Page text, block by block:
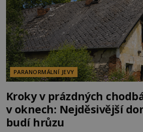
PARANORMÁLNÍ JEVY
Kroky v prázdných
v oknech: Nejděsivější
budí hrůzu